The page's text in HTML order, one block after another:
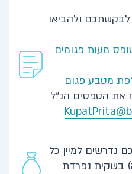
ולהביאו
מעות פגומים
מטבע פגום
את הטפסים הנ"ל
נדרשים למיין כל
בשקית נפרדת